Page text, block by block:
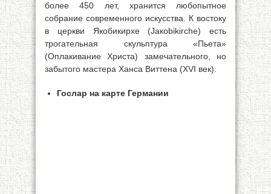
более 450 лет, хранится любопытное
собрание современного искусства. К востоку
в церкви Якобикирхе (Jaкоbikirche) есть
трогательная скульптура «Пьета»
(Оплакивание Христа) замечательного, но
забытого мастера Ханса Виттена (XVI век).
Гослар на карте Германии